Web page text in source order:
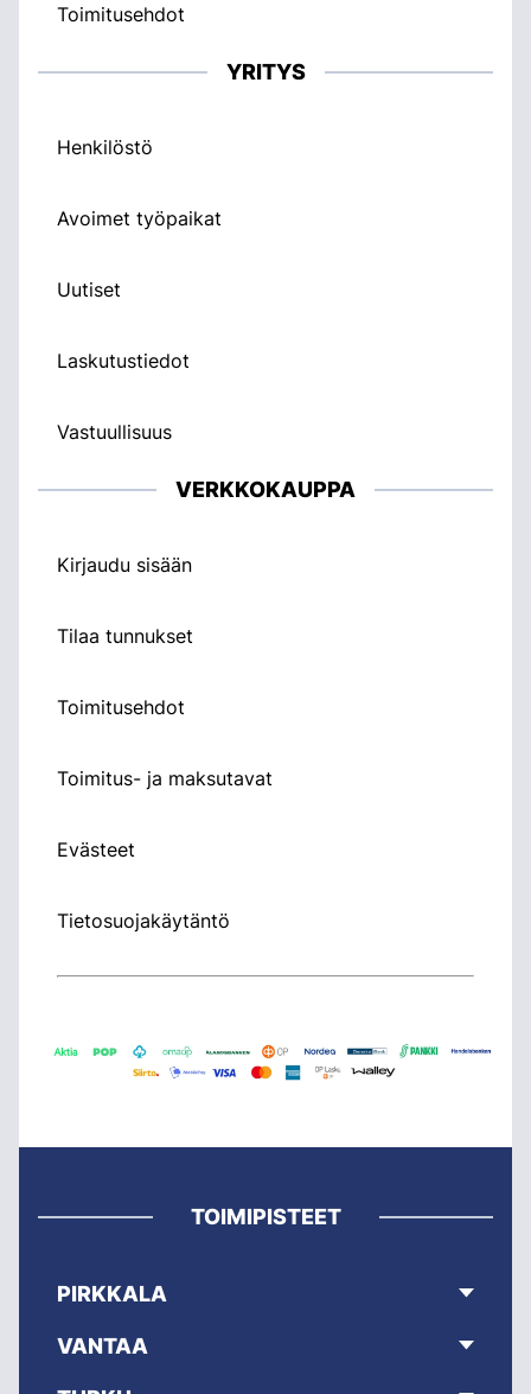
Toimitusehdot
YRITYS
Henkilöstö
Avoimet työpaikat
Uutiset
Laskutustiedot
Vastuullisuus
VERKKOKAUPPA
Kirjaudu sisään
Tilaa tunnukset
Toimitusehdot
Toimitus- ja maksutavat
Evästeet
Tietosuojakäytäntö
TOIMIPISTEET
PIRKKALA
VANTAA